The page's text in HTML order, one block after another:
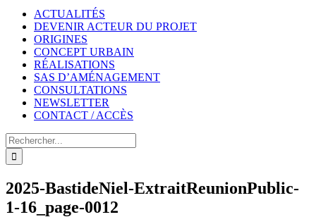
ACTUALITÉS
DEVENIR ACTEUR DU PROJET
ORIGINES
CONCEPT URBAIN
RÉALISATIONS
SAS D’AMÉNAGEMENT
CONSULTATIONS
NEWSLETTER
CONTACT / ACCÈS
Rechercher
2025-BastideNiel-ExtraitReunionPublic-
1-16_page-0012